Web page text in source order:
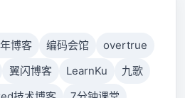
博客 编码会馆
overtrue
翼闪博客 LearnKu
九歌